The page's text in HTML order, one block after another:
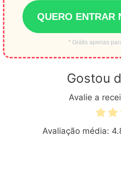
QUERO ENTRAR
* Grátis apenas
Gostou
Avalie a
Avaliação média: